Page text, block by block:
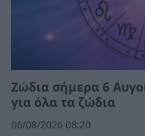
Ζώδια σήμερα 6
για όλα τα ζώδια
06/08/2026 08:20